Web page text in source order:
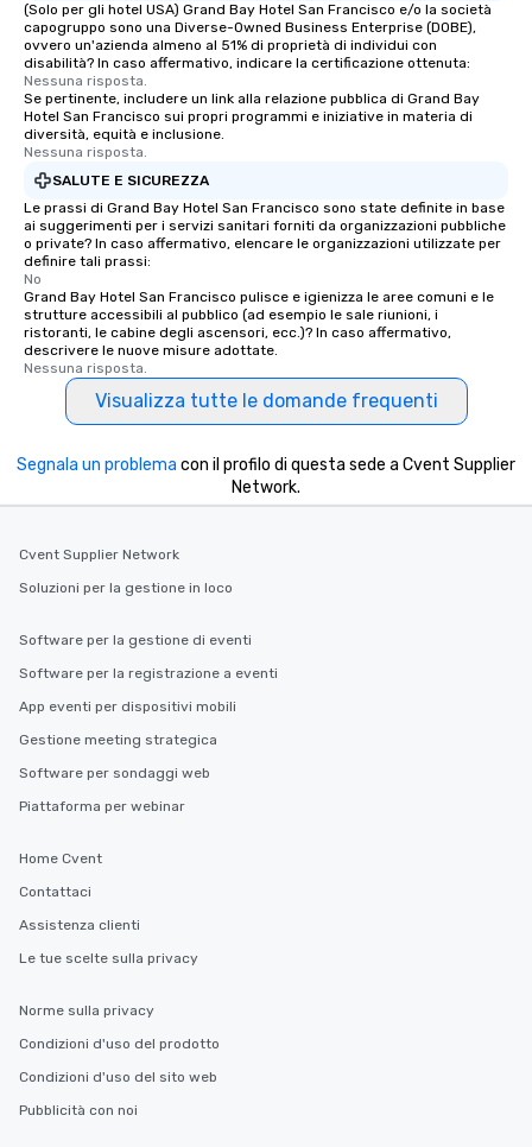
(Solo per gli hotel USA) Grand Bay Hotel San Francisco e/o la società
capogruppo sono una Diverse-Owned Business Enterprise (DOBE),
ovvero un'azienda almeno al 51% di proprietà di individui con
disabilità? In caso affermativo, indicare la certificazione ottenuta:
Nessuna risposta.
Se pertinente, includere un link alla relazione pubblica di Grand Bay
Hotel San Francisco sui propri programmi e iniziative in materia di
diversità, equità e inclusione.
Nessuna risposta.
SALUTE E SICUREZZA
Le prassi di Grand Bay Hotel San Francisco sono state definite in base
ai suggerimenti per i servizi sanitari forniti da organizzazioni pubbliche
o private? In caso affermativo, elencare le organizzazioni utilizzate per
definire tali prassi:
No
Grand Bay Hotel San Francisco pulisce e igienizza le aree comuni e le
strutture accessibili al pubblico (ad esempio le sale riunioni, i
ristoranti, le cabine degli ascensori, ecc.)? In caso affermativo,
descrivere le nuove misure adottate.
Nessuna risposta.
Visualizza tutte le domande frequenti
Segnala un problema con il profilo di questa sede a Cvent Supplier
Network.
Cvent Supplier Network
Soluzioni per la gestione in loco
Software per la gestione di eventi
Software per la registrazione a eventi
App eventi per dispositivi mobili
Gestione meeting strategica
Software per sondaggi web
Piattaforma per webinar
Home Cvent
Contattaci
Assistenza clienti
Le tue scelte sulla privacy
Norme sulla privacy
Condizioni d'uso del prodotto
Condizioni d'uso del sito web
Pubblicità con noi